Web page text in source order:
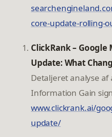
core-update-rolling-
ClickRank – Google
Update: What
Detaljeret analyse
Information Gain
www.clickrank.ai/
update/